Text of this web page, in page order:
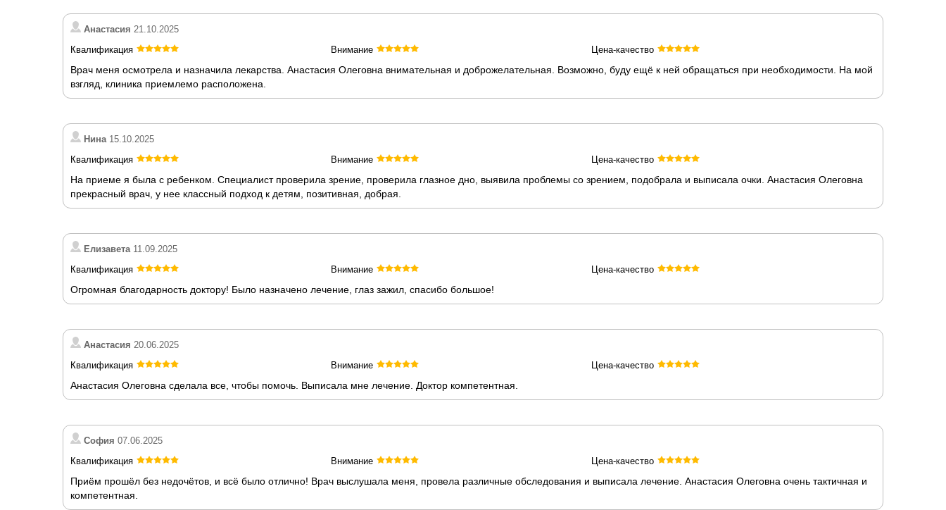
Анастасия 21.10.2025
Квалификация
Внимание Цена-качество
Врач меня осмотрела и назначила лекарства. Анастасия Олеговна внимательная и доброжелательная. Возможно, буду ещё к ней обращаться при необходимости. На мой
взгляд, клиника приемлемо расположена.
Нина15.10.2025
Квалификация
Внимание Цена-качество
На приеме я была с ребенком. Специалист проверила зрение, проверила глазное дно, выявила проблемы со зрением, подобрала и выписала очки. Анастасия Олеговна
прекрасный врач, у нее классный подход к детям, позитивная, добрая.
Елизавета11.09.2025
Квалификация
Внимание Цена-качество
Огромная благодарность доктору! Было назначено лечение, глаз зажил, спасибо большое!
Анастасия 20.06.2025
Квалификация
Внимание Цена-качество
Анастасия Олеговна сделала все, чтобы помочь. Выписала мне лечение. Доктор компетентная.
София 07.06.2025
Квалификация
Внимание Цена-качество
Приём прошёл без недочётов, и всё было отлично! Врач выслушала меня, провела различные обследования и выписала лечение. Анастасия Олеговна очень тактичная и
компетентная.